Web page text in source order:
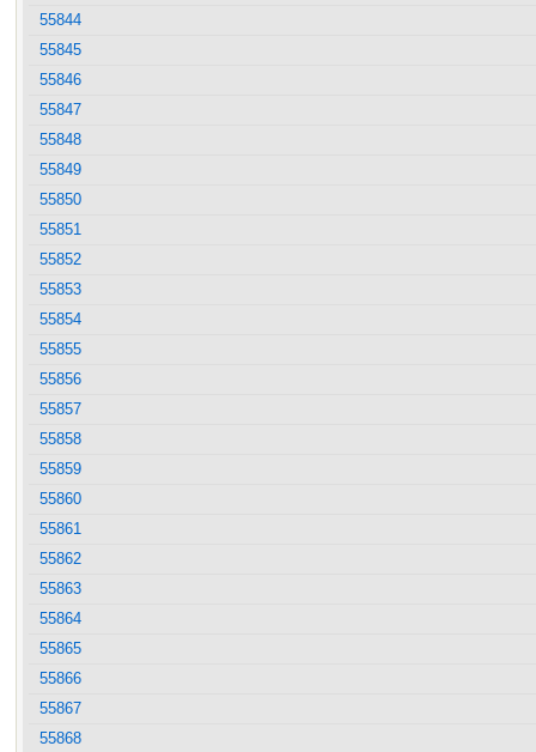
55844
55845
55846
55847
55848
55849
55850
55851
55852
55853
55854
55855
55856
55857
55858
55859
55860
55861
55862
55863
55864
55865
55866
55867
55868